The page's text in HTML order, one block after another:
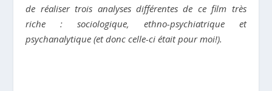
de réaliser trois analyses différentes de ce film très
riche : sociologique, ethno-psychiatrique et
psychanalytique (et donc celle-ci était pour moi!).